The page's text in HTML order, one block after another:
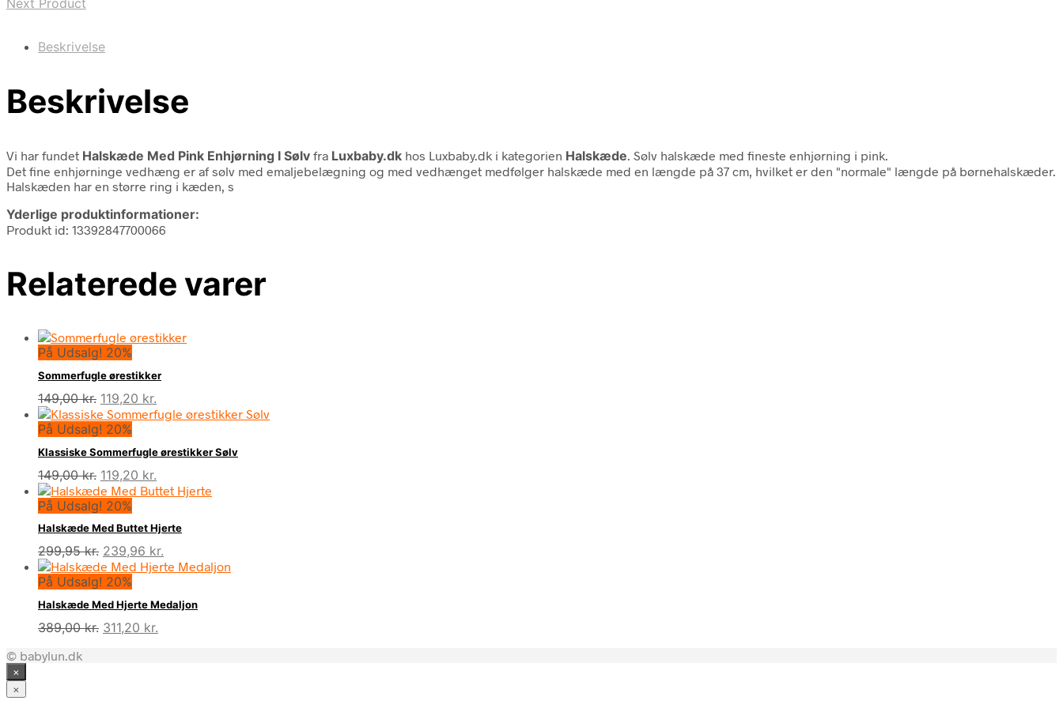
Beskrivelse
Beskrivelse
Vi har fundet Halskæde Med Pink Enhjørning I Sølv fra Luxbaby.dk hos Luxbaby.dk i kategorien Halskæde . Sølv halskæde med fineste enhjørning i pink.
Det fine enhjørninge vedhæng er af sølv med emaljebelægning og med vedhænget medfølger halskæde med en længde på 37 cm, hvilket er den "normale" længde på børnehalskæder.
Halskæden har en større ring i kæden, s
Yderlige produktinformationer:
Produkt id: 13392847700066
Relaterede varer
På Udsalg! 20%
Sommerfugle ørestikker
149,00kr. Den
oprindelige
pris
149,00 kr..
119,20 kr.
aktuelle
119,20 kr..
På Udsalg! 20%
Klassiske Sommerfugle ørestikker Sølv
149,00kr. Den
oprindelige
pris
var:
149,00 kr..
119,20 kr.
aktuelle
er:
119,20 kr..
På Udsalg! 20%
Halskæde Med Buttet Hjerte
299,95kr. Den
oprindelige
pris
var:
299,95 kr..
239,96 kr.
aktuelle
er:
239,96 kr..
På Udsalg! 20%
Halskæde Med Hjerte Medaljon
389,00kr. Den
311,20 kr.
© babylun.dk
×
×